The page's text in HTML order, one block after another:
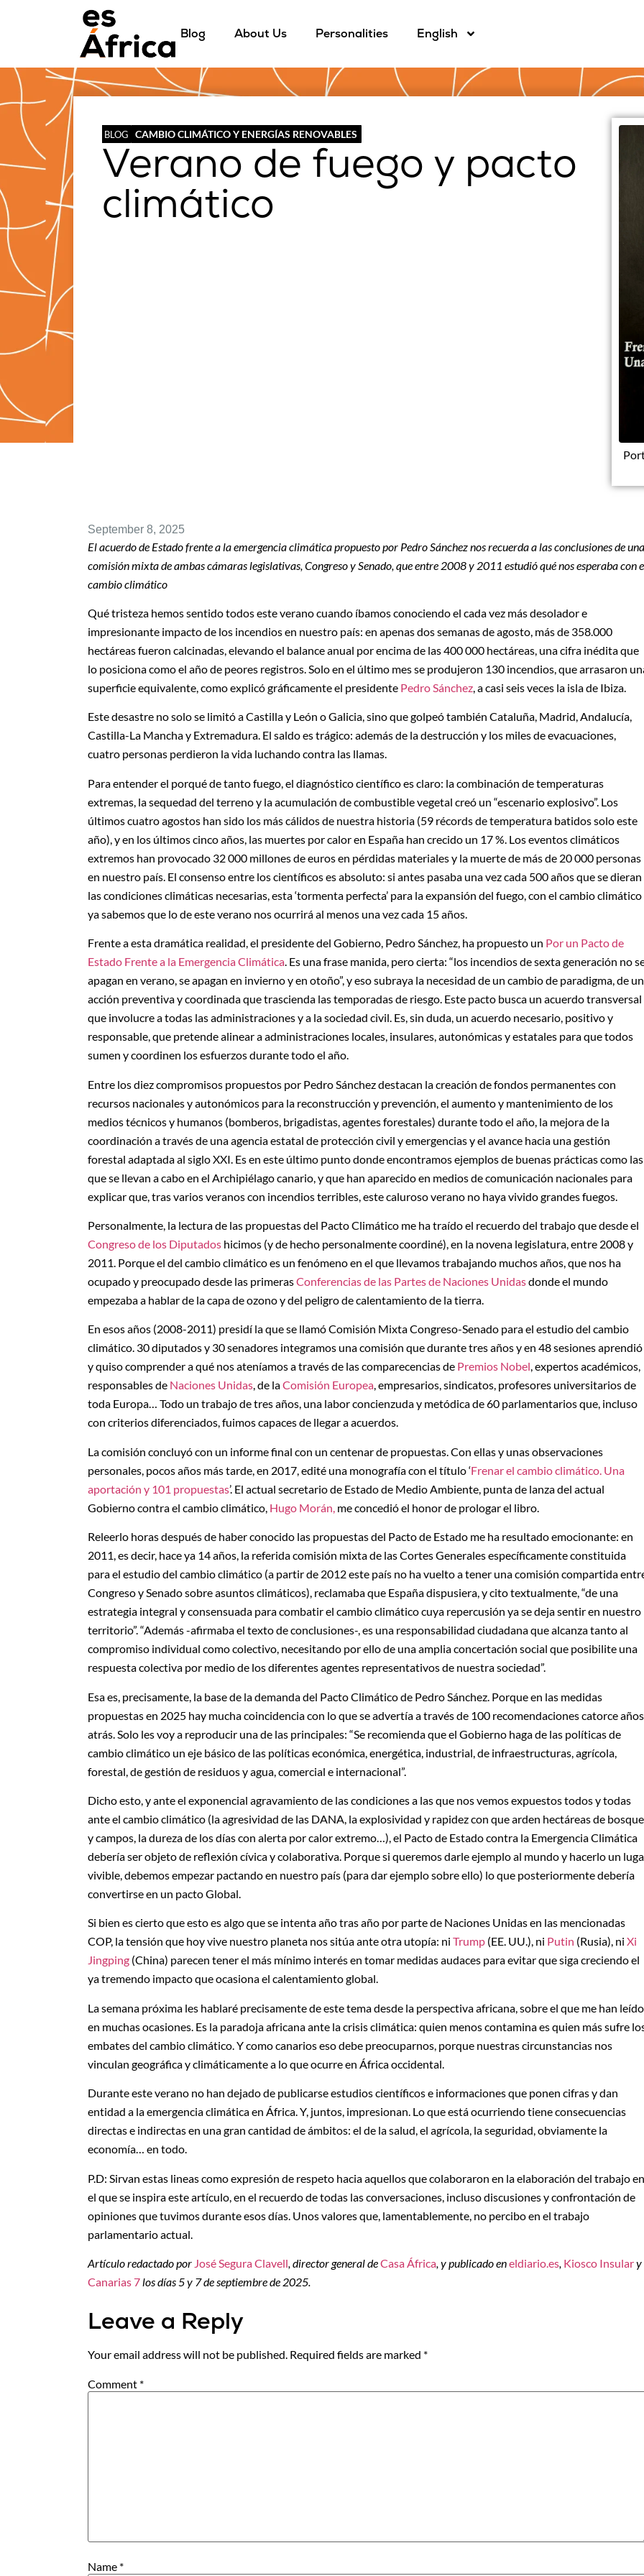
Blog About Us Personalities English
BLOG CAMBIO CLIMÁTICO Y ENERGÍAS RENOVABLES
Verano de fuego y pacto
climático
September 8, 2025
El acuerdo de Estado frente a la emergencia climática propuesto por Pedro Sánchez nos recuerda a las conclusiones de una
comisión mixta de ambas cámaras legislativas, Congreso y Senado, que entre 2008 y 2011 estudió qué nos esperaba con
cambio climático
Qué tristeza hemos sentido todos este verano cuando íbamos conociendo el cada vez más desolador e
impresionante impacto de los incendios en nuestro país: en apenas dos semanas de agosto, más de 358.000
hectáreas fueron calcinadas, elevando el balance anual por encima de las 400 000 hectáreas, una cifra inédita que
lo posiciona como el año de peores registros. Solo en el último mes se produjeron 130 incendios, que arrasaron
superficie equivalente, como explicó gráficamente el presidente Pedro Sánchez, a casi seis veces la isla de Ibiza.
Este desastre no solo se limitó a Castilla y León o Galicia, sino que golpeó también Cataluña, Madrid, Andalucía,
Castilla-La Mancha y Extremadura. El saldo es trágico: además de la destrucción y los miles de evacuaciones,
cuatro personas perdieron la vida luchando contra las llamas.
Para entender el porqué de tanto fuego, el diagnóstico científico es claro: la combinación de temperaturas
extremas, la sequedad del terreno y la acumulación de combustible vegetal creó un “escenario explosivo”. Los
últimos cuatro agostos han sido los más cálidos de nuestra historia (59 récords de temperatura batidos solo este
año), y en los últimos cinco años, las muertes por calor en España han crecido un 17 %. Los eventos climáticos
extremos han provocado 32 000 millones de euros en pérdidas materiales y la muerte de más de 20 000 personas
en nuestro país. El consenso entre los científicos es absoluto: si antes pasaba una vez cada 500 años que se dieran
las condiciones climáticas necesarias, esta ‘tormenta perfecta’ para la expansión del fuego, con el cambio climático
ya sabemos que lo de este verano nos ocurrirá al menos una vez cada 15 años.
Frente a esta dramática realidad, el presidente del Gobierno, Pedro Sánchez, ha propuesto un Por un Pacto de
Estado Frente a la Emergencia Climática. Es una frase manida, pero cierta: “los incendios de sexta generación no
apagan en verano, se apagan en invierno y en otoño”, y eso subraya la necesidad de un cambio de paradigma, de
acción preventiva y coordinada que trascienda las temporadas de riesgo. Este pacto busca un acuerdo transversal
que involucre a todas las administraciones y a la sociedad civil. Es, sin duda, un acuerdo necesario, positivo y
responsable, que pretende alinear a administraciones locales, insulares, autonómicas y estatales para que todos
sumen y coordinen los esfuerzos durante todo el año.
Entre los diez compromisos propuestos por Pedro Sánchez destacan la creación de fondos permanentes con
recursos nacionales y autonómicos para la reconstrucción y prevención, el aumento y mantenimiento de los
medios técnicos y humanos (bomberos, brigadistas, agentes forestales) durante todo el año, la mejora de la
coordinación a través de una agencia estatal de protección civil y emergencias y el avance hacia una gestión
forestal adaptada al siglo XXI. Es en este último punto donde encontramos ejemplos de buenas prácticas como las
que se llevan a cabo en el Archipiélago canario, y que han aparecido en medios de comunicación nacionales para
explicar que, tras varios veranos con incendios terribles, este caluroso verano no haya vivido grandes fuegos.
Personalmente, la lectura de las propuestas del Pacto Climático me ha traído el recuerdo del trabajo que desde el
Congreso de los Diputados hicimos (y de hecho personalmente coordiné), en la novena legislatura, entre 2008 y
2011. Porque el del cambio climático es un fenómeno en el que llevamos trabajando muchos años, que nos ha
ocupado y preocupado desde las primerasConferencias de las Partes de Naciones Unidasdonde el mundo
empezaba a hablar de la capa de ozono y del peligro de calentamiento de la tierra.
En esos años (2008-2011) presidí la que se llamó Comisión Mixta Congreso-Senado para el estudio del cambio
climático. 30 diputados y 30 senadores integramos una comisión que durante tres años y en 48 sesiones aprendió
y quiso comprender a qué nos ateníamos a través de las comparecencias de Premios Nobel, expertos académicos,
responsables de Naciones Unidas, de laComisión Europea, empresarios, sindicatos, profesores universitarios de
toda Europa… Todo un trabajo de tres años, una labor concienzuda y metódica de 60 parlamentarios que, incluso
con criterios diferenciados, fuimos capaces de llegar a acuerdos.
La comisión concluyó con un informe final con un centenar de propuestas. Con ellas y unas observaciones
personales, pocos años más tarde, en 2017, edité una monografía con el título ‘Frenar el cambio climático. Una
aportación y 101 propuestas’. El actual secretario de Estado de Medio Ambiente, punta de lanza del actual
Gobierno contra el cambio climático, Hugo Morán, me concedió el honor de prologar el libro.
Releerlo horas después de haber conocido las propuestas del Pacto de Estado me ha resultado emocionante: en
2011, es decir, hace ya 14 años, la referida comisión mixta de las Cortes Generales específicamente constituida
para el estudio del cambio climático (a partir de 2012 este país no ha vuelto a tener una comisión compartida
Congreso y Senado sobre asuntos climáticos), reclamaba que España dispusiera, y cito textualmente, “de una
estrategia integral y consensuada para combatir el cambio climático cuya repercusión ya se deja sentir en nuestro
territorio”. “Además -afirmaba el texto de conclusiones-, es una responsabilidad ciudadana que alcanza tanto al
compromiso individual como colectivo, necesitando por ello de una amplia concertación social que posibilite una
respuesta colectiva por medio de los diferentes agentes representativos de nuestra sociedad”.
Esa es, precisamente, la base de la demanda del Pacto Climático de Pedro Sánchez. Porque en las medidas
propuestas en 2025 hay mucha coincidencia con lo que se advertía a través de 100 recomendaciones catorce años
atrás. Solo les voy a reproducir una de las principales: “Se recomienda que el Gobierno haga de las políticas de
cambio climático un eje básico de las políticas económica, energética, industrial, de infraestructuras, agrícola,
forestal, de gestión de residuos y agua, comercial e internacional”.
Dicho esto, y ante el exponencial agravamiento de las condiciones a las que nos vemos expuestos todos y todas
ante el cambio climático (la agresividad de las DANA, la explosividad y rapidez con que arden hectáreas de
y campos, la dureza de los días con alerta por calor extremo…), el Pacto de Estado contra la Emergencia Climática
debería ser objeto de reflexión cívica y colaborativa. Porque si queremos darle ejemplo al mundo y hacerlo un
vivible, debemos empezar pactando en nuestro país (para dar ejemplo sobre ello) lo que posteriormente debería
convertirse en un pacto Global.
Si bien es cierto que esto es algo que se intenta año tras año por parte de Naciones Unidas en las mencionadas
COP, la tensión que hoy vive nuestro planeta nos sitúa ante otra utopía: ni Trump (EE. UU.), ni Putin (Rusia), ni Xi
Jingping (China) parecen tener el más mínimo interés en tomar medidas audaces para evitar que siga creciendo el
ya tremendo impacto que ocasiona el calentamiento global.
La semana próxima les hablaré precisamente de este tema desde la perspectiva africana, sobre el que me han leído
en muchas ocasiones. Es la paradoja africana ante la crisis climática: quien menos contamina es quien más sufre
embates del cambio climático. Y como canarios eso debe preocuparnos, porque nuestras circunstancias nos
vinculan geográfica y climáticamente a lo que ocurre en África occidental.
Durante este verano no han dejado de publicarse estudios científicos e informaciones que ponen cifras y dan
entidad a la emergencia climática en África. Y, juntos, impresionan. Lo que está ocurriendo tiene consecuencias
directas e indirectas en una gran cantidad de ámbitos: el de la salud, el agrícola, la seguridad, obviamente la
economía… en todo.
P.D: Sirvan estas lineas como expresión de respeto hacia aquellos que colaboraron en la elaboración del trabajo en
el que se inspira este artículo, en el recuerdo de todas las conversaciones, incluso discusiones y confrontación de
opiniones que tuvimos durante esos días. Unos valores que, lamentablemente, no percibo en el trabajo
parlamentario actual.
Artículo redactado por José Segura Clavell, director general deCasa África, y publicado eneldiario.es, Kiosco Insulary
Canarias 7los días 5 y 7 de septiembre de 2025.
Leave a Reply
Your email address will not be published. Required fields are marked *
Comment *
Name *